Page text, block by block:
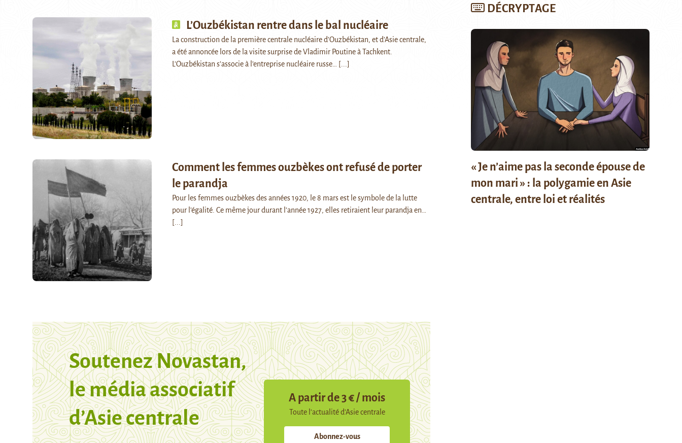
L’Ouzbékistan rentre dans le bal nucléaire
La construction de la première centrale nucléaire d’Ouzbékistan, et d’Asie centrale,
a été annoncée lors de la visite surprise de Vladimir Poutine à Tachkent.
L'Ouzbékistan s’associe à l’entreprise nucléaire russe…
[...]
Comment les femmes ouzbèkes ont refusé de porter
le parandja
Pour les femmes ouzbèkes des années 1920, le 8 mars est le symbole de la lutte
pour l’égalité. Ce même jour durant l’année 1927, elles retiraient leur parandja en…
[...]
Soutenez Novastan,
le média associatif
d’Asie centrale
A partir de 3 € / mois
Toute l’actualité d’Asie centrale
Abonnez-vous
DÉCRYPTAGE
« Je n’aime pas la seconde épouse de
mon mari » : la polygamie en Asie
centrale, entre loi et réalités